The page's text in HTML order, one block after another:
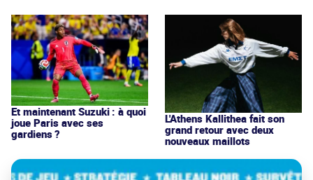
Et maintenant Suzuki : à quoi
joue Paris avec ses
gardiens ?
L'Athens Kallithea fait son
grand retour avec deux
nouveaux maillots